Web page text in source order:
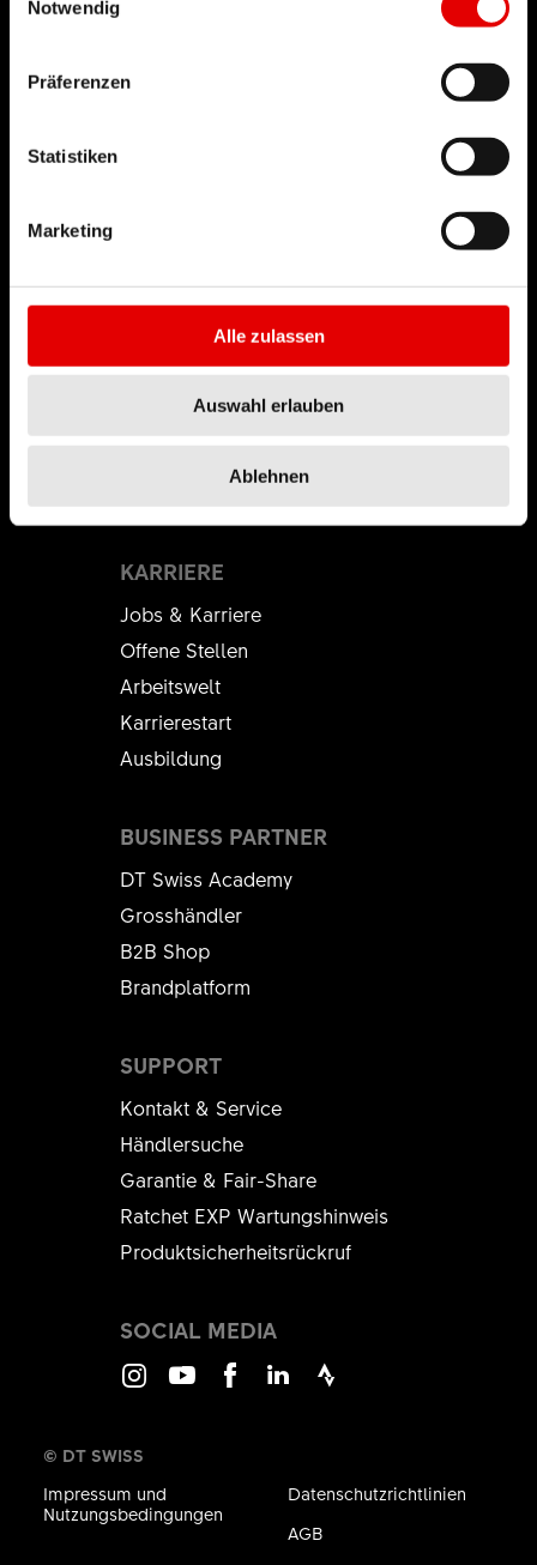
Notwendig
Präferenzen
Statistiken
Marketing
Alle zulassen
Auswahl erlauben
Ablehnen
DT SWISS
DT Swiss Global
KARRIERE
Jobs & Karriere
Offene Stellen
Arbeitswelt
Karrierestart
Ausbildung
SUPPORT
Kontakt & Service
Händlersuche
Garantie & Fair-Share
Ratchet EXP Wartungshinweis
Produktsicherheitsrückruf
BUSINESS PARTNER
DT Swiss Academy
Grosshändler
B2B Shop
Brandplatform
SOCIAL MEDIA
© DT SWISS
Impressum und
Nutzungsbedingungen
Datenschutzrichtlinien
AGB